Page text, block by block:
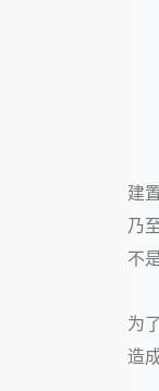
建
乃
不
为
造